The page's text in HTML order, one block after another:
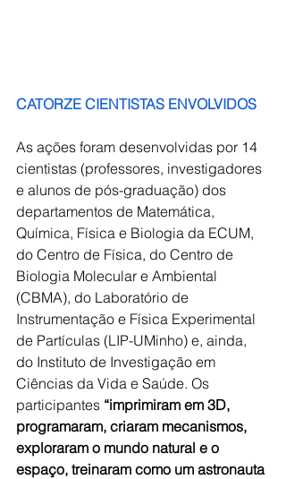
CATORZE CIENTISTAS ENVOLVIDOS
As ações foram desenvolvidas por 14
cientistas (professores, investigadores
e alunos de pós-graduação) dos
departamentos de Matemática,
Química, Física e Biologia da ECUM,
do Centro de Física, do Centro de
Biologia Molecular e Ambiental
(CBMA), do Laboratório de
Instrumentação e Física Experimental
de Partículas (LIP-UMinho) e, ainda,
do Instituto de Investigação em
Ciências da Vida e Saúde. Os
participantes “imprimiram em 3D,
programaram, criaram mecanismos,
exploraram o mundo natural e o
espaço, treinaram como um astronauta